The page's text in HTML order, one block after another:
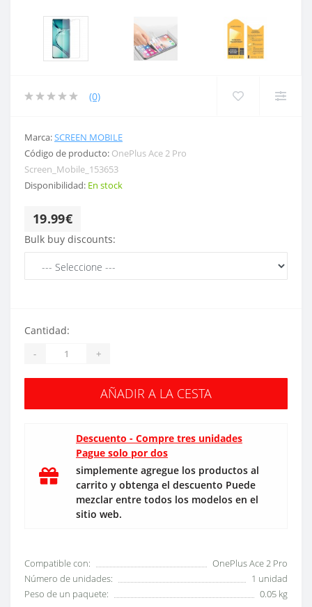
(0)
Marca:SCREEN MOBILE
Código de producto: OnePlus Ace 2 Pro
Screen_Mobile_153653
Disponibilidad: En stock
19.99€
Bulk buy discounts:
Compatible con:
OnePlus Ace 2 Pro
Número de unidades:
1 unidad
Peso de un paquete:
0.05 kg
Cantidad:
- +
AÑADIR A LA CESTA
Descuento - Compre tres unidades
Pague solo por dos
simplemente agregue los productos al
carrito y obtenga el descuento Puede
mezclar entre todos los modelos en el
sitio web.